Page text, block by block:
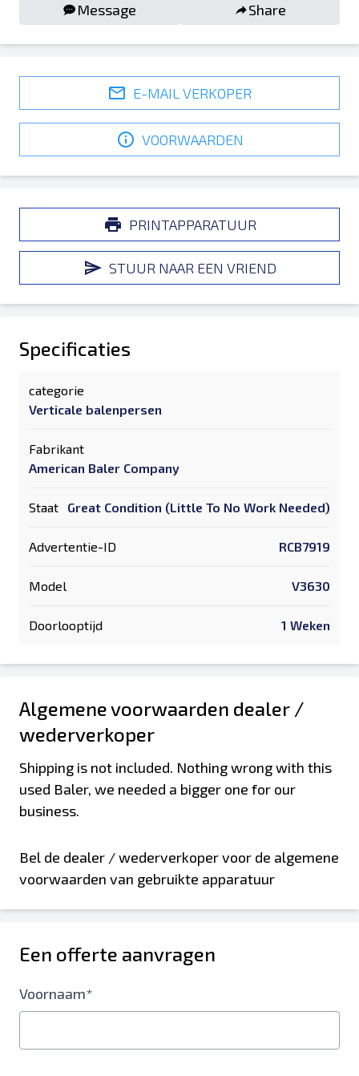
Message Share
E-MAIL VERKOPER
VOORWAARDEN
PRINTAPPARATUUR
STUUR NAAR EEN VRIEND
Specificaties
categorie
Verticale balenpersen
Fabrikant
American Baler Company
Staat Great Condition (Little To No Work Needed)
Advertentie-ID RCB7919
Model V3630
Doorlooptijd 1 Weken
Algemene voorwaarden dealer /
wederverkoper
Shipping is not included. Nothing wrong with this
used Baler, we needed a bigger one for our
business.
Bel de dealer / wederverkoper voor de algemene
voorwaarden van gebruikte apparatuur
Een offerte aanvragen
Voornaam*